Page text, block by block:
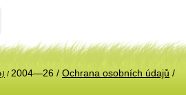
/ 2004—26 / Ochrana osobních údajů /